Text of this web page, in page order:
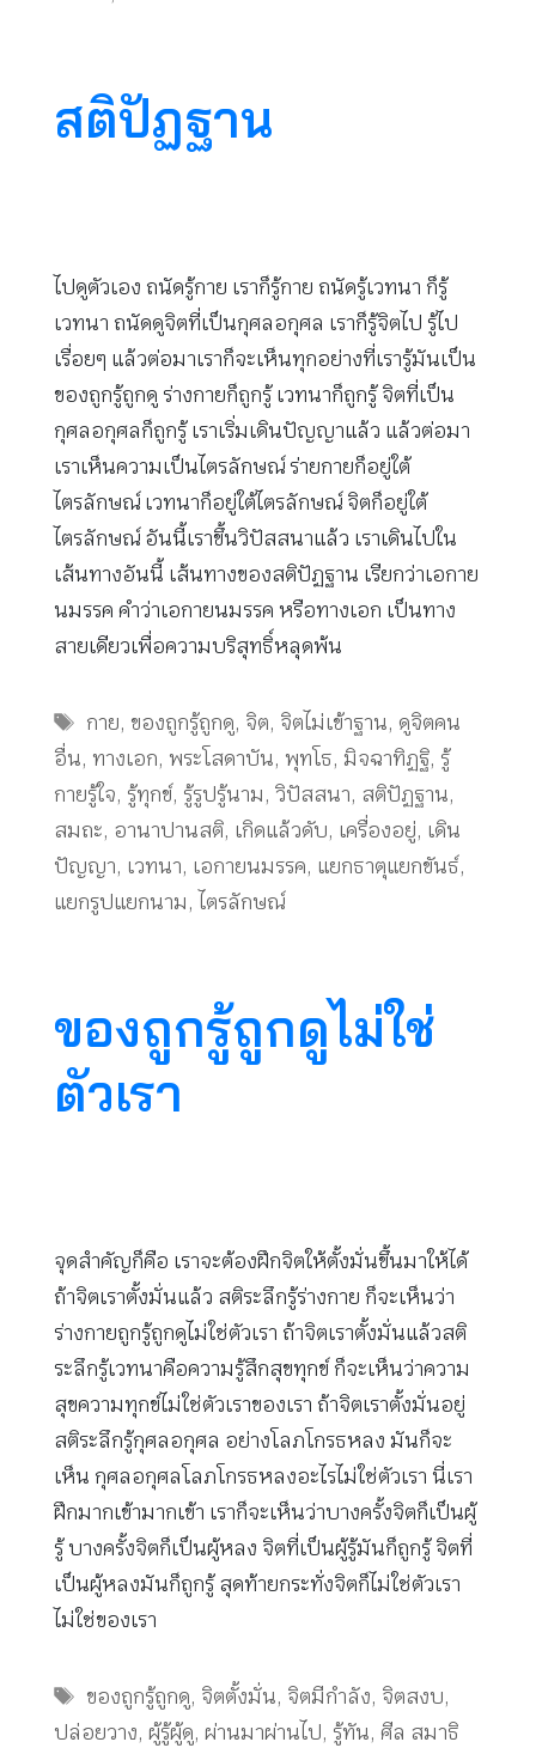
สติปัฏฐาน
ไปดูตัวเอง ถนัดรู้กาย เราก็รู้กาย ถนัดรู้เวทนา ก็รู้
เวทนา ถนัดดูจิตที่เป็นกุศลอกุศล เราก็รู้จิตไป รู้ไป
เรื่อยๆ แล้วต่อมาเราก็จะเห็นทุกอย่างที่เรารู้มันเป็น
ของถูกรู้ถูกดู ร่างกายก็ถูกรู้ เวทนาก็ถูกรู้ จิตที่เป็น
กุศลอกุศลก็ถูกรู้ เราเริ่มเดินปัญญาแล้ว แล้วต่อมา
เราเห็นความเป็นไตรลักษณ์ ร่ายกายก็อยู่ใต้
ไตรลักษณ์ เวทนาก็อยู่ใต้ไตรลักษณ์ จิตก็อยู่ใต้
ไตรลักษณ์ อันนี้เราขึ้นวิปัสสนาแล้ว เราเดินไปใน
เส้นทางอันนี้ เส้นทางของสติปัฏฐาน เรียกว่าเอกาย
นมรรค คําว่าเอกายนมรรค หรือทางเอก เป็นทาง
สายเดียวเพื่อความบริสุทธิ์หลุดพ้น
Tags
กาย, ของถูกรู้ถูกดู, จิต, จิตไม่เข้าฐาน, ดูจิตคน
อื่น, ทางเอก, พระโสดาบัน, พุทโธ, มิจฉาทิฏฐิ, รู้
กายรู้ใจ, รู้ทุกข์, รู้รูปรู้นาม, วิปัสสนา, สติปัฏฐาน,
สมถะ, อานาปานสติ, เกิดแล้วดับ, เครื่องอยู่, เดิน
ปัญญา, เวทนา, เอกายนมรรค, แยกธาตุแยกขันธ์,
แยกรูปแยกนาม, ไตรลักษณ์
ของถูกรู้ถูกดูไม่ใช่
ตัวเรา
จุดสำคัญก็คือ เราจะต้องฝึกจิตให้ตั้งมั่นขึ้นมาให้ได้
ถ้าจิตเราตั้งมั่นแล้ว สติระลึกรู้ร่างกาย ก็จะเห็นว่า
ร่างกายถูกรู้ถูกดูไม่ใช่ตัวเรา ถ้าจิตเราตั้งมั่นแล้วสติ
ระลึกรู้เวทนาคือความรู้สึกสุขทุกข์ ก็จะเห็นว่าความ
สุขความทุกข์ไม่ใช่ตัวเราของเรา ถ้าจิตเราตั้งมั่นอยู่
สติระลึกรู้กุศลอกุศล อย่างโลภโกรธหลง มันก็จะ
เห็น กุศลอกุศลโลภโกรธหลงอะไรไม่ใช่ตัวเรา นี่เรา
ฝึกมากเข้ามากเข้า เราก็จะเห็นว่าบางครั้งจิตก็เป็นผู้
รู้ บางครั้งจิตก็เป็นผู้หลง จิตที่เป็นผู้รู้มันก็ถูกรู้ จิตที่
เป็นผู้หลงมันก็ถูกรู้ สุดท้ายกระทั่งจิตก็ไม่ใช่ตัวเรา
ไม่ใช่ของเรา
Tags
ของถูกรู้ถูกดู, จิตตั้งมั่น, จิตมีกำลัง, จิตสงบ,
ปล่อยวาง, ผู้รู้ผู้ดู, ผ่านมาผ่านไป, รู้ทัน, ศีล สมาธิ